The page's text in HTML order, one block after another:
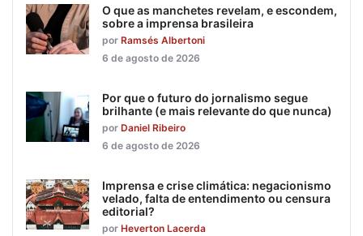
O que as manchetes revelam, e escondem,
sobre a imprensa brasileira
por Ramsés Albertoni
6 de agosto de 2026
Por que o futuro do jornalismo segue
brilhante (e mais relevante do que nunca)
por Daniel Ribeiro
6 de agosto de 2026
Imprensa e crise climática: negacionismo
velado, falta de entendimento ou censura
editorial?
por Heverton Lacerda